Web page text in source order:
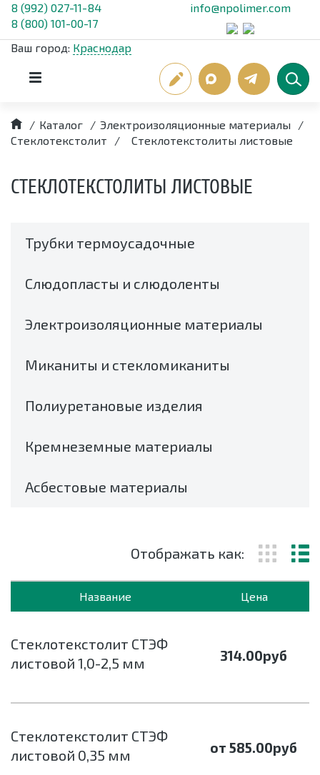
8 (992) 027-11-84
8 (800) 101-00-17
info@npolimer.com
Ваш город: Краснодар
/ Каталог / Электроизоляционные материалы
/
Стеклотекстолит
/ Стеклотекстолиты листовые
СТЕКЛОТЕКСТОЛИТЫ ЛИСТОВЫЕ
Отображать как:
Название Цена
Стеклотекстолит СТЭФ
листовой 1,0-2,5 мм
314.00руб
Стеклотекстолит СТЭФ
листовой 0,35 мм
от 585.00руб
Трубки термоусадочные
Слюдопласты и слюдоленты
Электроизоляционные материалы
Миканиты и стекломиканиты
Полиуретановые изделия
Кремнеземные материалы
Асбестовые материалы